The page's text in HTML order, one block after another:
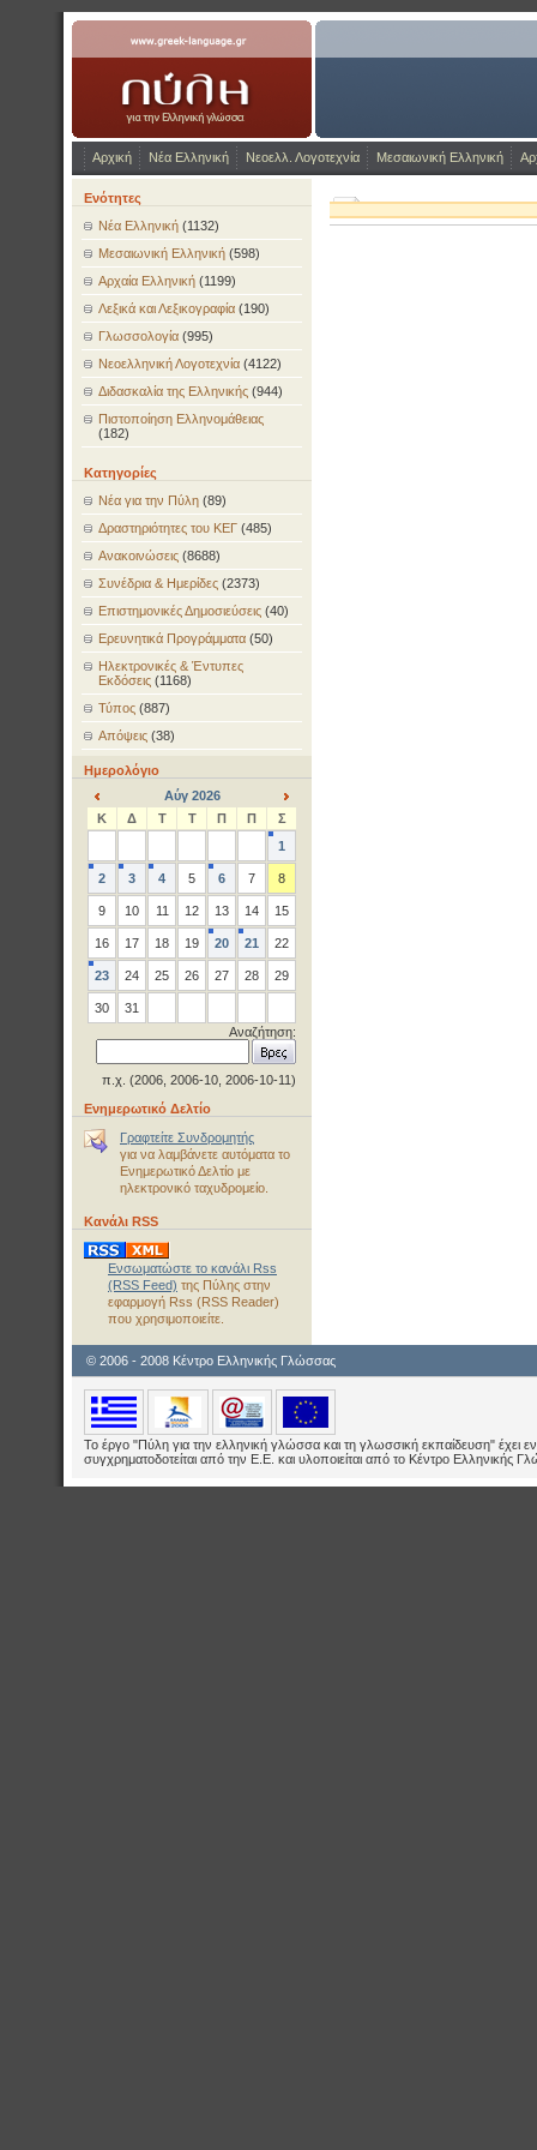
www.greek-language.gr Η Πύλη για την
Αρχική Νέα Ελληνική Νεοελλ. Λογοτεχνία Μεσαιωνική Ελληνική
Ενότητες
Νέα Ελληνική (1132)
Μεσαιωνική Ελληνική (598)
Αρχαία Ελληνική (1199)
Λεξικά και Λεξικογραφία (190)
Γλωσσολογία (995)
Νεοελληνική Λογοτεχνία (4122)
Διδασκαλία της Ελληνικής (944)
Πιστοποίηση Ελληνομάθειας
(182)
Κατηγορίες
Νέα για την Πύλη (89)
Δραστηριότητες του ΚΕΓ (485)
Ανακοινώσεις (8688)
Συνέδρια & Ημερίδες (2373)
Επιστημονικές Δημοσιεύσεις (40)
Ερευνητικά Προγράμματα (50)
Ηλεκτρονικές & Έντυπες
Εκδόσεις (1168)
Τύπος (887)
Απόψεις (38)
Ημερολόγιο
<
Αύγ 2026
>
Κ Δ Τ Τ Π Π
Σ
1
2 3 4 5 6 7 8
9 10 11 12 13 14 15
16 17 18 19 20 21 22
23 24 25 26 27 28 29
30
31
Αναζήτηση:
π.χ. (2006, 2006-10, 2006-10-11)
Ενημερωτικό Δελτίο
Γραφτείτε Συνδρομητής
για να λαμβάνετε αυτόματα το
Ενημερωτικό Δελτίο με
ηλεκτρονικό ταχυδρομείο.
Κανάλι RSS
Ενσωματώστε το κανάλι Rss
(RSS Feed) της Πύλης στην
εφαρμογή Rss (RSS Reader)
που χρησιμοποιείτε.
© 2006 - 2008 Κέντρο Ελληνικής Γλώσσας
Το έργο "Πύλη για την ελληνική γλώσσα και τη γλωσσική εκπαίδευση" έχει
συγχρηματοδοτείται από την Ε.E. και υλοποιείται από το Κέντρο Ελληνικής